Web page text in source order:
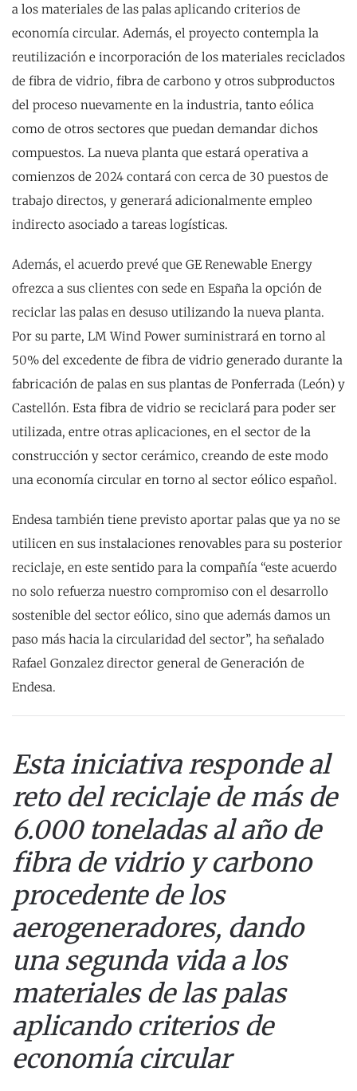
a los materiales de las palas aplicando criterios de
economía circular. Además, el proyecto contempla la
reutilización e incorporación de los materiales reciclados
de fibra de vidrio, fibra de carbono y otros subproductos
del proceso nuevamente en la industria, tanto eólica
como de otros sectores que puedan demandar dichos
compuestos. La nueva planta que estará operativa a
comienzos de 2024 contará con cerca de 30 puestos de
trabajo directos, y generará adicionalmente empleo
indirecto asociado a tareas logísticas.
Además, el acuerdo prevé que GE Renewable Energy
ofrezca a sus clientes con sede en España la opción de
reciclar las palas en desuso utilizando la nueva planta.
Por su parte, LM Wind Power suministrará en torno al
50% del excedente de fibra de vidrio generado durante la
fabricación de palas en sus plantas de Ponferrada (León) y
Castellón. Esta fibra de vidrio se reciclará para poder ser
utilizada, entre otras aplicaciones, en el sector de la
construcción y sector cerámico, creando de este modo
una economía circular en torno al sector eólico español.
Endesa también tiene previsto aportar palas que ya no se
utilicen en sus instalaciones renovables para su posterior
reciclaje, en este sentido para la compañía “este acuerdo
no solo refuerza nuestro compromiso con el desarrollo
sostenible del sector eólico, sino que además damos un
paso más hacia la circularidad del sector”, ha señalado
Rafael Gonzalez director general de Generación de
Endesa.
Esta iniciativa responde al
reto del reciclaje de más de
6.000 toneladas al año de
fibra de vidrio y carbono
procedente de los
aerogeneradores, dando
una segunda vida a los
materiales de las palas
aplicando criterios de
economía circular